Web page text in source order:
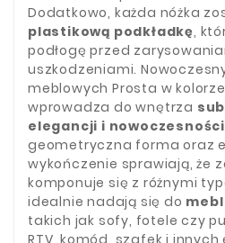
Dodatkowo, każda nóżka
plastikową podkładkę,
podłogę przed
uszkodzeniami.
meblowych Prosta w kolorze
wprowadza do wnętrza
elegancji i nowoczesności
geometryczna forma oraz
wykończenie sprawiają, że
komponuje się z różnymi
idealnie nadają się do
takich jak sofy, fotele czy